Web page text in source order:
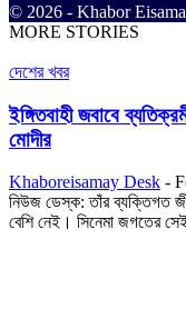
© 2026 - Khabor
MORE STORIES
দেশের খবর
ইঙ্গিতবাহী জবাবে
মোদীর
Khaboreisamay Desk -
নিউজ ডেস্ক: তাঁর ব্যক্তিগত
বেশি নেই। সিনেমা জগতের